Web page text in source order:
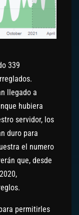
339
llegado a
hubiera
servidor, los
duro para
el numero
que, desde
permitirles